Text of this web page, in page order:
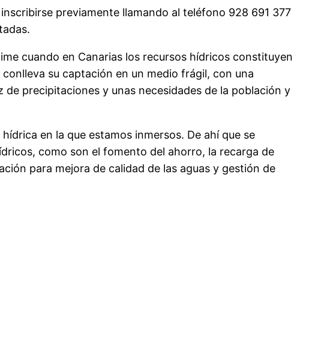
previamente llamando al teléfono 928 691 377
cuando en Canarias los recursos hídricos constituyen
su captación en un medio frágil, con una
precipitaciones y unas necesidades de la población y
en la que estamos inmersos. De ahí que se
como son el fomento del ahorro, la recarga de
para mejora de calidad de las aguas y gestión de